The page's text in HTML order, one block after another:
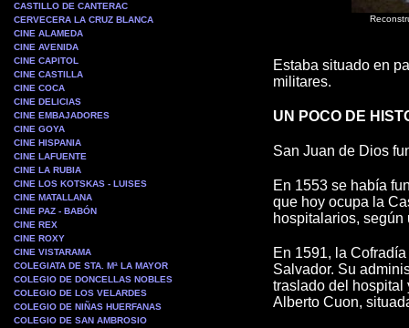
CASTILLO DE CANTERAC
CERVECERA LA CRUZ BLANCA
CINE ALAMEDA
CINE AVENIDA
CINE CAPITOL
CINE CASTILLA
CINE COCA
CINE DELICIAS
CINE EMBAJADORES
CINE GOYA
CINE HISPANIA
CINE LAFUENTE
CINE LA RUBIA
CINE LOS KOTSKAS - LUISES
CINE MATALLANA
CINE PAZ - BABÓN
CINE REX
CINE ROXY
CINE VISTARAMA
COLEGIATA DE STA. Mª LA MAYOR
COLEGIO DE DONCELLAS NOBLES
COLEGIO DE LOS VELARDES
COLEGIO DE NIÑAS HUERFANAS
COLEGIO DE SAN AMBROSIO
Estaba situado en
militares.
UN POCO DE
San Juan de Dios
En 1553 se había
que hoy ocupa la
hospitalarios,
En 1591, la
Salvador. Su
traslado del hospital
Alberto Cuon,